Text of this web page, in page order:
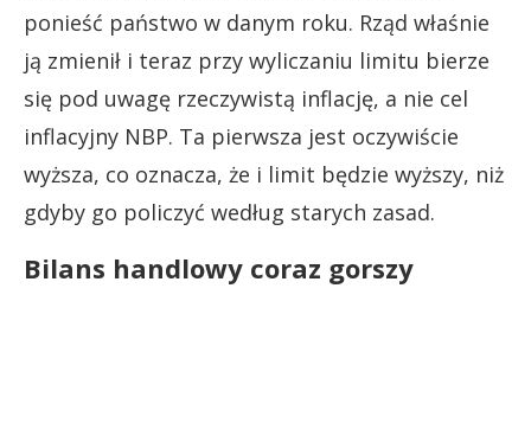
ponieść państwo w danym roku. Rząd właśnie
ją zmienił i teraz przy wyliczaniu limitu bierze
się pod uwagę rzeczywistą inflację, a nie cel
inflacyjny NBP. Ta pierwsza jest oczywiście
wyższa, co oznacza, że i limit będzie wyższy, niż
gdyby go policzyć według starych zasad.
Bilans handlowy coraz gorszy